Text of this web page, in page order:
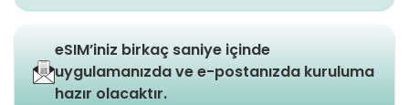
eSIM’iniz birkaç saniye içinde
uygulamanızda ve e-postanızda kuruluma
hazır olacaktır.